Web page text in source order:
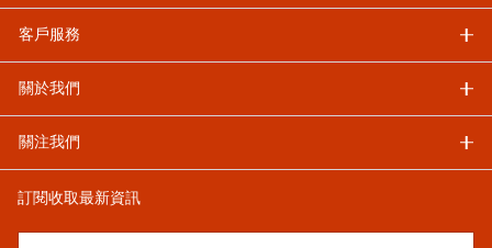
客戶服務
關於我們
關注我們
訂閱收取最新資訊